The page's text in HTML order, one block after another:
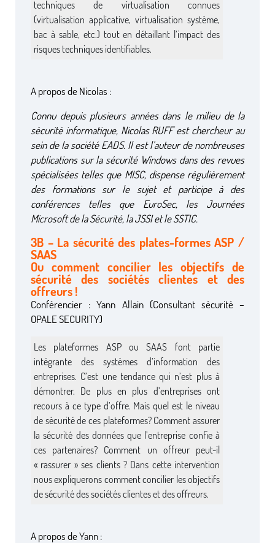
techniques de virtualisation connues
(virtualisation applicative, virtualisation système,
bac à sable, etc.) tout en détaillant l’impact des
risques techniques identifiables.
A propos de Nicolas :
Connu depuis plusieurs années dans le milieu de la
sécurité informatique, Nicolas RUFF est chercheur au
sein de la société EADS. Il est l’auteur de nombreuses
publications sur la sécurité Windows dans des revues
spécialisées telles que MISC, dispense régulièrement
des formations sur le sujet et participe à des
conférences telles que EuroSec, les Journées
Microsoft de la Sécurité, la JSSI et le SSTIC.
3B – La sécurité des plates-formes ASP /
SAAS
Ou comment concilier les objectifs de
sécurité des sociétés clientes et des
offreurs !
Conférencier : Yann Allain (Consultant sécurité –
OPALE SECURITY)
Les plateformes ASP ou SAAS font partie
intégrante des systèmes d’information des
entreprises. C’est une tendance qui n’est plus à
démontrer. De plus en plus d’entreprises ont
recours à ce type d’offre. Mais quel est le niveau
de sécurité de ces plateformes? Comment assurer
la sécurité des données que l’entreprise confie à
ces partenaires? Comment un offreur peut-il
« rassurer » ses clients ? Dans cette intervention
nous expliquerons comment concilier les objectifs
de sécurité des sociétés clientes et des offreurs.
A propos de Yann :